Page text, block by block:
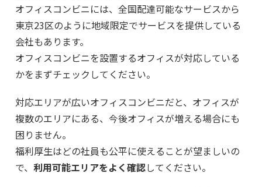
オフィスコンビニには、全国配達可能なサービスから
東京23区のように地域限定でサービスを提供している
会社もあります。
オフィスコンビニを設置するオフィスが対応している
かをまずチェックしてください。
対応エリアが広いオフィスコンビニだと、オフィスが
複数のエリアにある、今後オフィスが増える場合にも
困りません。
福利厚生はどの社員も公平に使えることが望ましいの
で、 利用可能エリアをよく確認してください。